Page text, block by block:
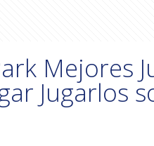
Mejores
Jugarlos